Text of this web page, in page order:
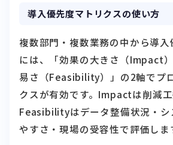
導入優先度マトリクスの使い方
複数部門・複数業務の中から導入
には、「効果の大きさ（Impact
易さ（Feasibility）」の2軸でプ
クスが有効です。Impactは削減
Feasibilityはデータ整備状況・シ
やすさ・現場の受容性で評価しま